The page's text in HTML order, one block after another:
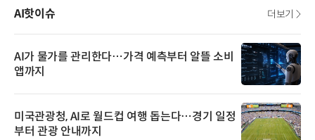
AI핫이슈 더보기
AI가 물가를 관리한다…가격 예측부터 알뜰 소비
앱까지
미국관광청, AI로 월드컵 여행 돕는다…경기 일정
부터 관광 안내까지